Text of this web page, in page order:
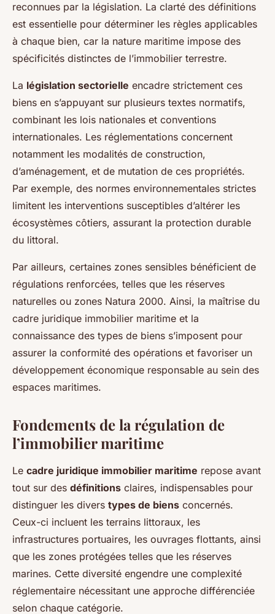
reconnues par la législation. La clarté des définitions
est essentielle pour déterminer les règles applicables
à chaque bien, car la nature maritime impose des
spécificités distinctes de l’immobilier terrestre.
La législation sectorielle encadre strictement ces
biens en s’appuyant sur plusieurs textes normatifs,
combinant les lois nationales et conventions
internationales. Les réglementations concernent
notamment les modalités de construction,
d’aménagement, et de mutation de ces propriétés.
Par exemple, des normes environnementales strictes
limitent les interventions susceptibles d’altérer les
écosystèmes côtiers, assurant la protection durable
du littoral.
Par ailleurs, certaines zones sensibles bénéficient de
régulations renforcées, telles que les réserves
naturelles ou zones Natura 2000. Ainsi, la maîtrise du
cadre juridique immobilier maritime et la
connaissance des types de biens s’imposent pour
assurer la conformité des opérations et favoriser un
développement économique responsable au sein des
espaces maritimes.
Fondements de la régulation de
l’immobilier maritime
Le cadre juridique immobilier maritime repose avant
tout sur des définitions claires, indispensables pour
distinguer les divers types de biens concernés.
Ceux-ci incluent les terrains littoraux, les
infrastructures portuaires, les ouvrages flottants, ainsi
que les zones protégées telles que les réserves
marines. Cette diversité engendre une complexité
réglementaire nécessitant une approche différenciée
selon chaque catégorie.